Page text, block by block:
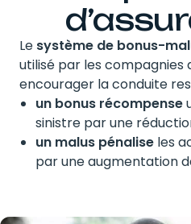
Le système de bonus-
utilisé par les compagnies
encourager la conduite
un bonus récompense
sinistre par une
un malus pénalise les
par une augmentation